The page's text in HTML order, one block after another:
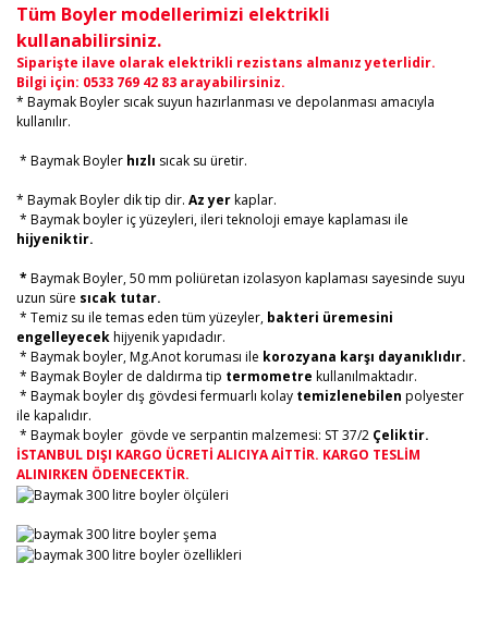
Tüm Boyler modellerimizi elektrikli
kullanabilirsiniz.
Siparişte ilave olarak elektrikli rezistans almanız yeterlidir.
Bilgi için: 0533 769 42 83 arayabilirsiniz.
* Baymak Boyler sıcak suyun hazırlanması ve depolanması amacıyla
kullanılır.
* Baymak Boyler hızlı sıcak su üretir.
* Baymak Boyler dik tip dir. Az yerkaplar.
* Baymak boyler iç yüzeyleri, ileri teknoloji emaye kaplaması ile
hijyeniktir.
*Baymak Boyler, 50 mm poliüretan izolasyon kaplaması sayesinde suyu
uzun süre sıcak tutar.
* Temiz su ile temas eden tüm yüzeyler, bakteri üremesini
engelleyecekhijyenik yapıdadır.
* Baymak boyler, Mg.Anot koruması ile korozyana karşı dayanıklıdır.
* Baymak Boyler de daldırma tip termometre kullanılmaktadır.
* Baymak boyler dış gövdesi fermuarlı kolay temizlenebilen polyester
ile kapalıdır.
* Baymak boyler gövde ve serpantin malzemesi: ST 37/2 Çeliktir.
İSTANBUL DIŞI KARGO ÜCRETİ ALICIYA AİTTİR. KARGO TESLİM
ALINIRKEN ÖDENECEKTİR.